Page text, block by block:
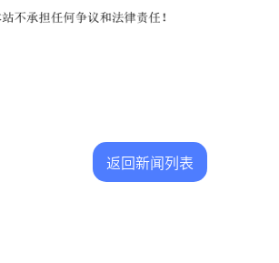
返回新闻列表